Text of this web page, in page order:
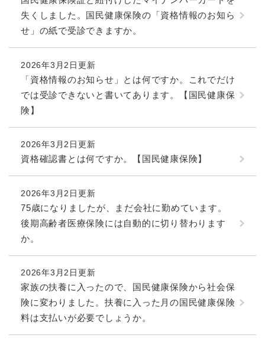
失くしました。国民健康保険の「資格情報のお知ら
せ」の紙で受診できますか。
2026年3月2日更新
「資格情報のお知らせ」とは何ですか。これでだけ
では受診できないと書いてあります。【国民健康保
険】
2026年3月2日更新
資格確認書とは何ですか。【国民健康保険】
2026年3月2日更新
75歳になりましたが、まだ会社に勤めています。
後期高齢者医療保険には自動的に切り替わります
か。
2026年3月2日更新
家族の扶養に入ったので、国民健康保険から社会保
険に変わりました。扶養に入った月の国民健康保険
料は支払いが必要でしょうか。